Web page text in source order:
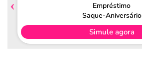
Empréstimo
Saque-Aniversário
Simule agora